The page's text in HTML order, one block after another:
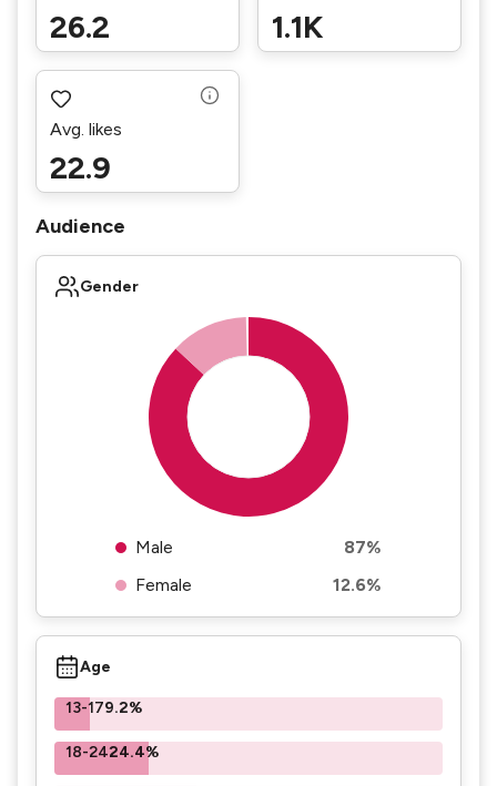
26.2 1.1K
Avg. likes
22.9
Audience
Gender
Male
87%
Female
12.6%
Age
13-179.2%
18-2424.4%